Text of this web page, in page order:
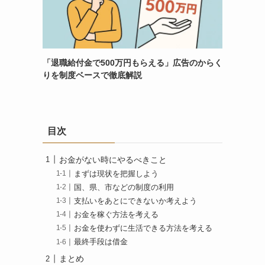
「退職給付金で500万円もらえる」広告のからく
りを制度ベースで徹底解説
目次
お金がない時にやるべきこと
まずは現状を把握しよう
国、県、市などの制度の利用
支払いをあとにできないか考えよう
お金を稼ぐ方法を考える
お金を使わずに生活できる方法を考える
最終手段は借金
まとめ